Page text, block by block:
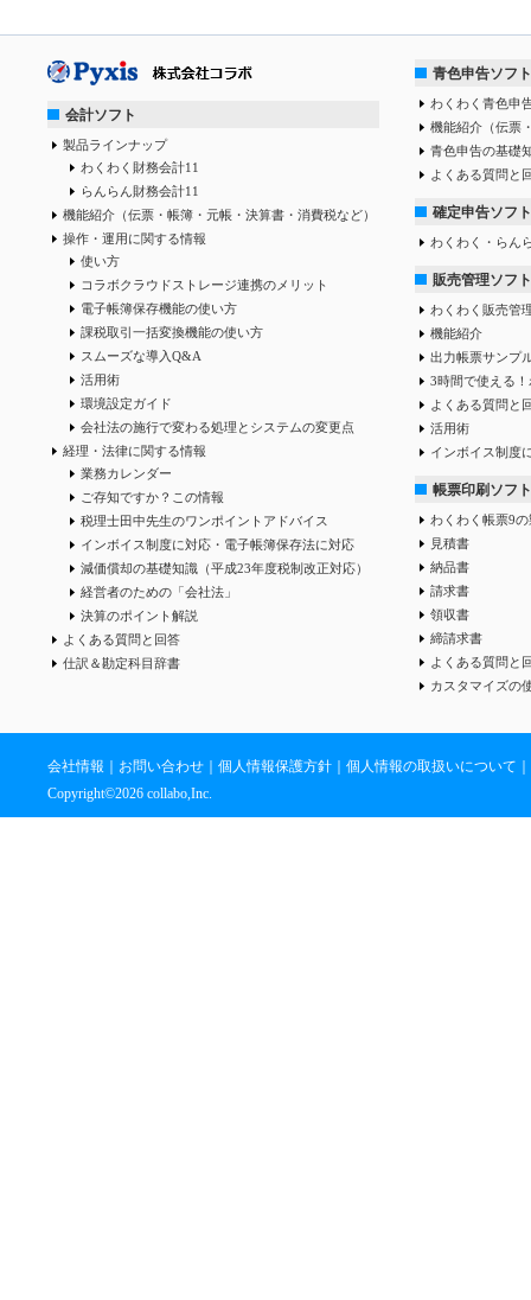
会計ソフト
製品ラインナップ
わくわく財務会計11
らんらん財務会計11
機能紹介（伝票・帳簿・元帳・決算書・消費税など）
操作・運用に関する情報
使い方
コラボクラウドストレージ連携のメリット
電子帳簿保存機能の使い方
課税取引一括変換機能の使い方
スムーズな導入Q&A
活用術
環境設定ガイド
会社法の施行で変わる処理とシステムの変更点
経理・法律に関する情報
業務カレンダー
ご存知ですか？この情報
税理士田中先生のワンポイントアドバイス
インボイス制度に対応・電子帳簿保存法に対応
減価償却の基礎知識（平成23年度税制改正対応）
経営者のための「会社法」
決算のポイント解説
よくある質問と回答
仕訳＆勘定科目辞書
青色申告ソフト
わくわく青色申
機能紹介（伝票
青色申告の基礎
よくある質問と
確定申告ソフト
わくわく・らん
販売管理ソフト
わくわく販売管
機能紹介
出力帳票サンプ
3時間で使える
よくある質問と
活用術
インボイス制度
帳票印刷ソフト
わくわく帳票9
見積書
納品書
請求書
領収書
締請求書
よくある質問と
カスタマイズの
会社情報 ｜ お問い合わせ ｜ 個人情報保護方針 ｜ 個人情報の取扱いについて ｜
Copyright©2026 collabo,Inc.